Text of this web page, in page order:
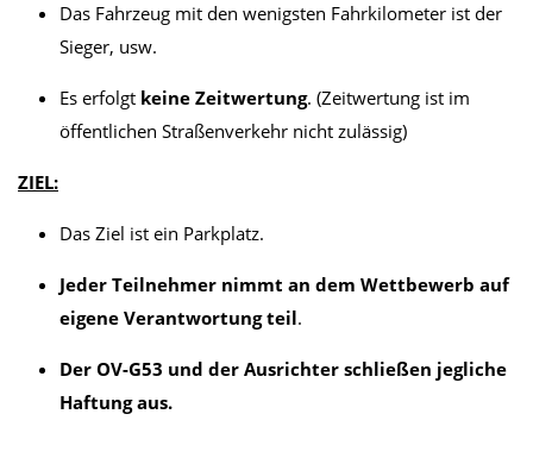
Das Fahrzeug mit den wenigsten Fahrkilometer ist der
Sieger, usw.
Es erfolgt keine Zeitwertung. (Zeitwertung ist im
öffentlichen Straßenverkehr nicht zulässig)
ZIEL:
Das Ziel ist ein Parkplatz.
Jeder Teilnehmer nimmt an dem Wettbewerb auf
eigene Verantwortung teil.
Der OV-G53 und der Ausrichter schließen jegliche
Haftung aus.